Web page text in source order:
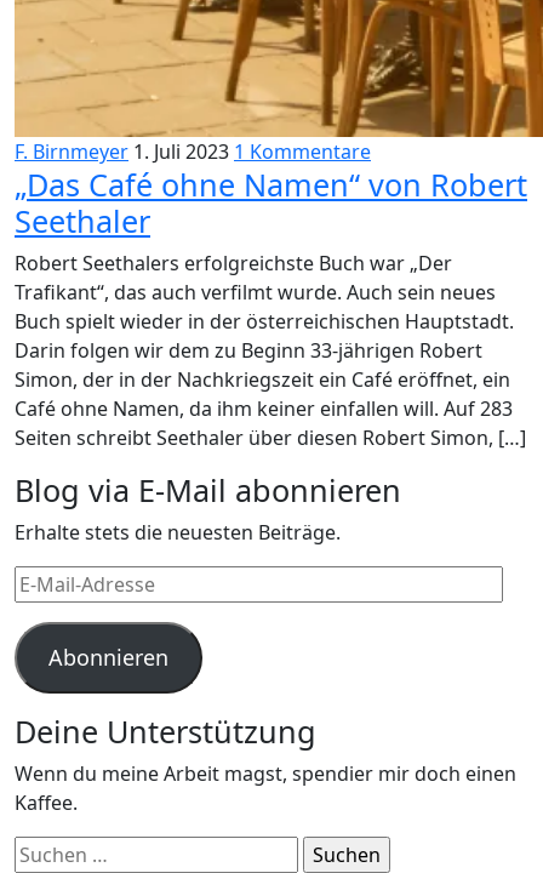
F. Birnmeyer 1. Juli 2023 1 Kommentare
„Das Café ohne Namen“ von Robert
Seethaler
Robert Seethalers erfolgreichste Buch war „Der
Trafikant“, das auch verfilmt wurde. Auch sein neues
Buch spielt wieder in der österreichischen Hauptstadt.
Darin folgen wir dem zu Beginn 33-jährigen Robert
Simon, der in der Nachkriegszeit ein Café eröffnet, ein
Café ohne Namen, da ihm keiner einfallen will. Auf 283
Seiten schreibt Seethaler über diesen Robert Simon, […]
Blog via E-Mail abonnieren
Erhalte stets die neuesten Beiträge.
E-
Mail-
Adresse
Abonnieren
Deine Unterstützung
Wenn du meine Arbeit magst, spendier mir doch einen
Kaffee.
Suchen